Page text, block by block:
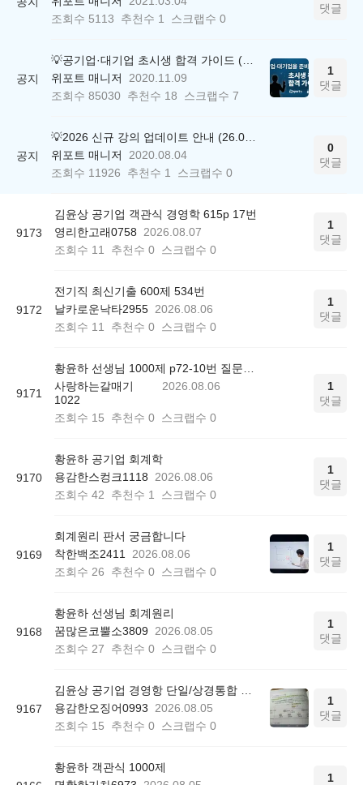
조회수 5113 추천수 1 스크랩수 0
댓글
공지
위포트 매니저
2020.11.09
조회수 85030 추천수 18 스크랩수 7
1
댓글
공지
위포트 매니저
2020.08.04
조회수 11926 추천수 1 스크랩수 0
0
댓글
9173
김윤상 공기업 객관식 경영학 615p 17번
영리한고래0758
2026.08.07
조회수 11 추천수 0 스크랩수 0
1
댓글
9172
전기직 최신기출 600제 534번
날카로운낙타2955 2026.08.06
조회수 11 추천수 0 스크랩수 0
1
댓글
9171
사랑하는갈매기
1022
2026.08.06
조회수 15 추천수 0 스크랩수 0
1
댓글
9170
황윤하 공기업 회계학
용감한스컹크1118
2026.08.06
조회수 42 추천수 1 스크랩수 0
1
댓글
9169
회계원리 판서 궁금합니다
착한백조2411
2026.08.06
조회수 26 추천수 0 스크랩수 0
1
댓글
9168
황윤하 선생님 회계원리
꿈많은코뿔소3809
2026.08.05
조회수 27 추천수 0 스크랩수 0
1
댓글
9167
용감한오징어0993
2026.08.05
조회수 15 추천수 0 스크랩수 0
1
댓글
황윤하 객관식 1000제
1